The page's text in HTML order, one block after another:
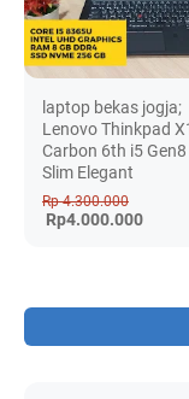
laptop bekas jogja;
Lenovo Thinkpad
Carbon 6th i5
Slim Elegant
Rp 4.300.000
Rp4.000.000